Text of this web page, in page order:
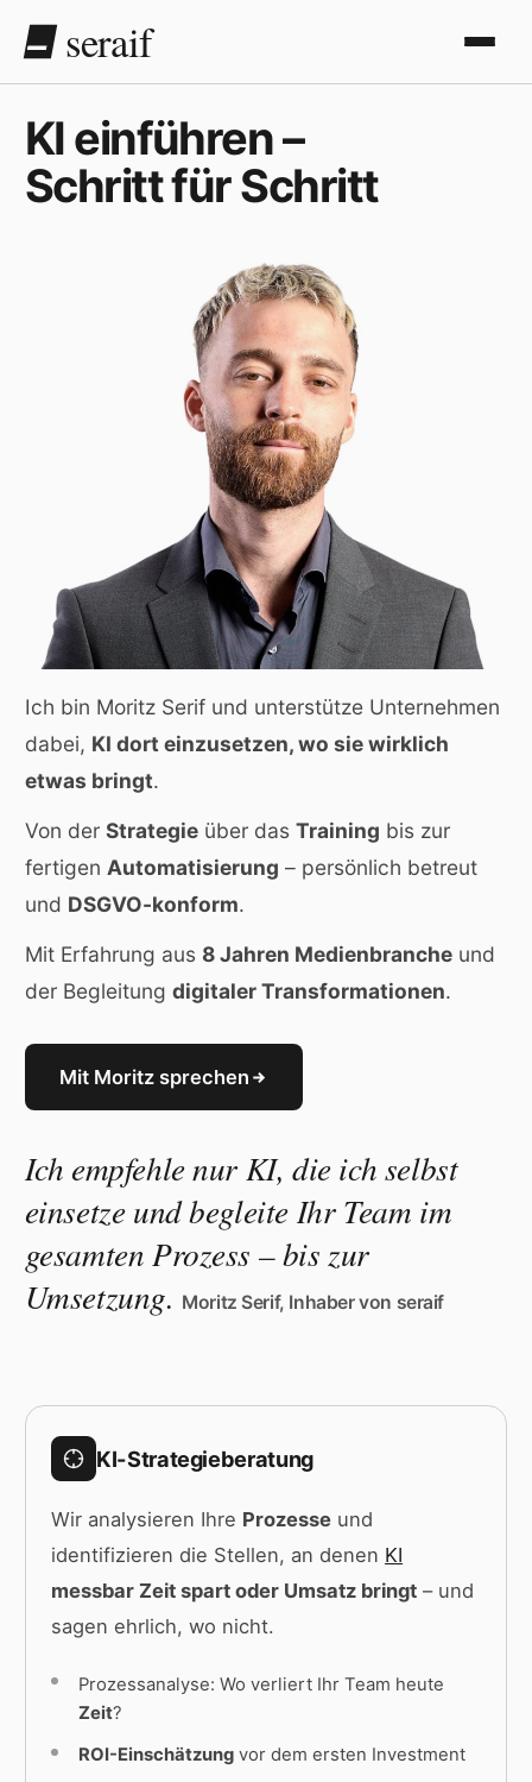
seraif
KI einführen –
Schritt für Schritt
Ich bin Moritz Serif und unterstütze Unternehmen
dabei, KI dort einzusetzen, wo sie wirklich
etwas bringt.
Von der Strategieüber das Training bis zur
fertigen Automatisierung – persönlich betreut
und DSGVO-konform.
Mit Erfahrung aus 8 Jahren Medienbrancheund
der Begleitung digitaler Transformationen.
Mit Moritz sprechen
Ich empfehle nur KI, die ich selbst
einsetze und begleite Ihr Team im
gesamten Prozess – bis zur
Umsetzung. Moritz Serif, Inhaber von seraif
KI-Strategieberatung
Wir analysieren Ihre Prozesse und
identifizieren die Stellen, an denen KI
messbar Zeit spart oder Umsatz bringt – und
sagen ehrlich, wo nicht.
Prozessanalyse: Wo verliert Ihr Team heute
Zeit?
ROI-Einschätzung vor dem ersten Investment